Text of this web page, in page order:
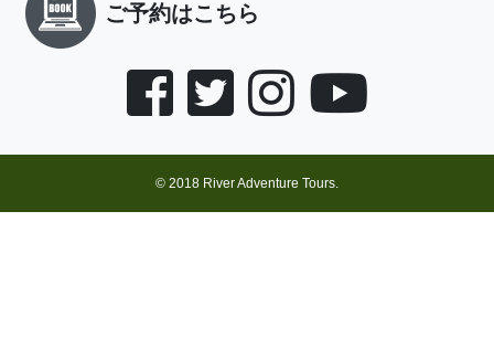
ご予約はこちら
© 2018 River Adventure Tours.